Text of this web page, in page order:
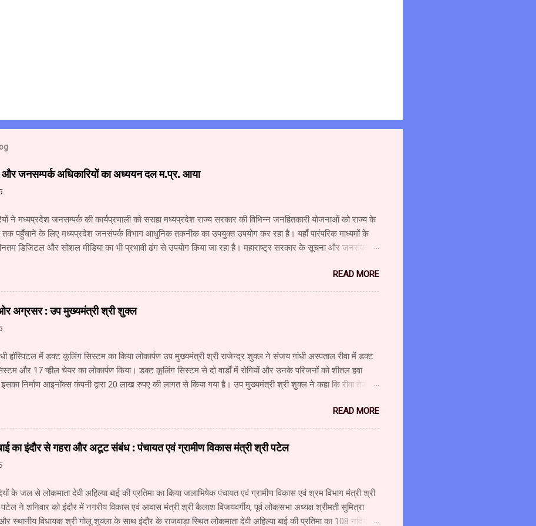
और जनसम्पर्क अधिकारियों का अध्ययन दल म.प्र. आया
ने मध्यप्रदेश जनसम्पर्क की कार्यप्रणाली को सराहा मध्यप्रदेश राज्य सरकार की विभिन्न जनहितकारी योजनाओं को राज्य के
तक पहुँचाने के लिए मध्यप्रदेश जनसंपर्क विभाग आधुनिक तकनीक का उपयुक्त उपयोग कर रहा है। यहाँ पारंपरिक माध्यमों के
डिजिटल और सोशल मीडिया का भी प्रभावी ढंग से उपयोग किया जा रहा है। महाराष्ट्र सरकार के सूचना और जनसंपर्क
के कार्यों की विस्तृत जानकारी प्राप्त की। अध्ययन दल में सूचना और जनसंपर्क महानिदेशालय के उपसंचालक (प्रशासन) श्री
वरिष्ठ सहायक संचालक (सूचना) श्री नंदकुमार वाघमारे, सहायक संचालक (सूचना) श्री गजानन पाटील, सहायक
श्री सचिन ढवण, सहायक संचालक (सूचना) श्री धोंडिराम अर्जुन शामिल थे। उप संचालक श्री अहंकारी ने कहा कि
में हो रही प्रगति से मीडिया में लगातार नए परिवर्तन हो रहे हैं। इन परिवर्तनों की आवश्यकता को ध्यान में रखते हुए
का जनसंपर्क विभाग उसी प्र...
READ MORE
अग्रसर : उप मुख्यमंत्री श्री शुक्ल
हॉस्पिटल में डक्ट कूलिंग सिस्टम का किया लोकार्पण उप मुख्यमंत्री श्री राजेन्द्र शुक्ल ने संजय गांधी अस्पताल रीवा में डक्ट
और 17 व्हील चेयर का लोकार्पण किया। डक्ट कूलिंग सिस्टम से दो वार्डों में रोगियों और उनके परिजनों को शीतल हवा
निर्माण आइनॉक्स कंपनी द्वारा 20 लाख रुपए की लागत से किया गया है। उप मुख्यमंत्री श्री शुक्ल ने कहा कि रीवा तेजी से
पूरा होते ही रीवा में दो सौ बेड का कैंसर अस्पताल शुरू हो जाएगा। इसमें 40 करोड़ रुपए की लागत से लीनेक मशीन लगाई जा
अस्पताल में कैंसर के उपचार की आधुनिकतम सुविधा उपलब्ध रहेगी। उप मुख्यमंत्री श्री शुक्ल ने कहा कि चिकित्सा सुविधाओं
के लिए लगातार प्रयास किए जा रहे हैं। संजय गांधी अस्पताल में सुधार तथा नई व्यवस्थाओं के लिए 321 करोड़ रुपए मंजूर
सर्जरी विभाग में सिंगरौली की एनसीएल कंपनी द्वारा दी गई 6 करोड़ रुपए की सहयोग राशि से आधुनिक मशीन लगाई जा रही
READ MORE
का इंदौर से गहरा और अटूट संबंध : पंचायत एवं ग्रामीण विकास मंत्री श्री पटेल
के जल से लोकमाता देवी अहिल्या बाई की प्रतिमा का किया जलाभिषेक पंचायत एवं ग्रामीण विकास एवं श्रम विभाग मंत्री श्री
ने शनिवार को इंदौर में नगरीय विकास एवं आवास मंत्री श्री कैलाश विजयवर्गीय, पूर्व लोकसभा अध्यक्ष श्रीमती सुमित्रा
स्थानीय विधायक श्री गोलू शुक्ला के साथ इंदौर के राजवाड़ा स्थित लोकमाता देवी अहिल्या बाई की प्रतिमा का 108 नदियों के